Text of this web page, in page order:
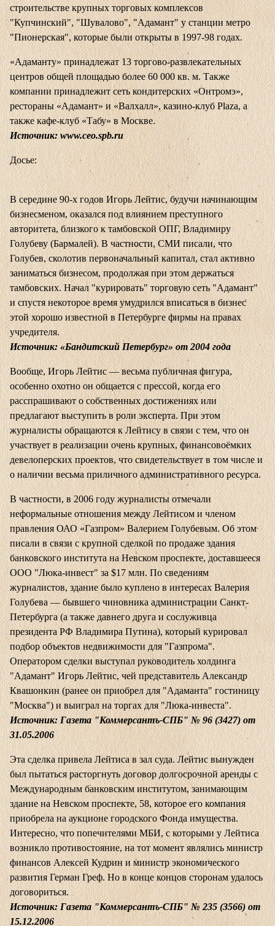
строительстве крупных торговых комплексов
"Купчинский", "Шувалово", "Адамант" у станции метро
"Пионерская", которые были открыты в 1997-98 годах.
«Адаманту» принадлежат 13 торгово-развлекательных
центров общей площадью более 60 000 кв. м. Также
компании принадлежит сеть кондитерских «Онтромэ»,
рестораны «Адамант» и «Валхалл», казино-клуб Plaza, а
также кафе-клуб «Табу» в Москве.
Источник:www.ceo.spb.ru
Досье:
В середине 90-х годов Игорь Лейтис, будучи начинающим
бизнесменом, оказался под влиянием преступного
авторитета, близкого к тамбовской ОПГ, Владимиру
Голубеву (Бармалей). В частности, СМИ писали, что
Голубев, сколотив первоначальный капитал, стал активно
заниматься бизнесом, продолжая при этом держаться
тамбовских. Начал "курировать" торговую сеть "Адамант"
и спустя некоторое время умудрился вписаться в бизнес
этой хорошо известной в Петербурге фирмы на правах
учредителя.
Источник: «Бандитский Петербург» от 2004 года
Вообще, Игорь Лейтис — весьма публичная фигура,
особенно охотно он общается с прессой, когда его
расспрашивают о собственных достижениях или
предлагают выступить в роли эксперта. При этом
журналисты обращаются к Лейтису в связи с тем, что он
участвует в реализации очень крупных, финансовоёмких
девелоперских проектов, что свидетельствует в том числе и
о наличии весьма приличного административного ресурса.
В частности, в 2006 году журналисты отмечали
неформальные отношения между Лейтисом и членом
правления ОАО «Газпром» Валерием Голубевым. Об этом
писали в связи с крупной сделкой по продаже здания
банковского института на Невском проспекте, доставшееся
ООО "Люка-инвест" за $17 млн. По сведениям
журналистов, здание было куплено в интересах Валерия
Голубева — бывшего чиновника администрации Санкт-
Петербурга (а также давнего друга и сослуживца
президента РФ Владимира Путина), который курировал
подбор объектов недвижимости для "Газпрома".
Оператором сделки выступал руководитель холдинга
"Адамант" Игорь Лейтис, чей представитель Александр
Квашонкин (ранее он приобрел для "Адаманта" гостиницу
"Москва") и выиграл на торгах для "Люка-инвеста".
Источник: Газета "Коммерсантъ-СПБ" № 96 (3427) от
31.05.2006
Эта сделка привела Лейтиса в зал суда. Лейтис вынужден
был пытаться расторгнуть договор долгосрочной аренды с
Международным банковским институтом, занимающим
здание на Невском проспекте, 58, которое его компания
приобрела на аукционе городского Фонда имущества.
Интересно, что попечителями МБИ, с которыми у Лейтиса
возникло противостояние, на тот момент являлись министр
финансов Алексей Кудрин и министр экономического
развития Герман Греф. Но в конце концов сторонам удалось
договориться.
Источник: Газета "Коммерсантъ-СПБ" № 235 (3566) от
15.12.2006